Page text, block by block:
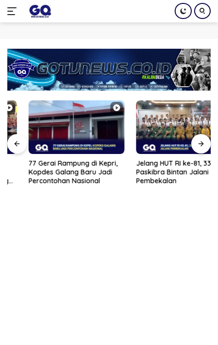
konten
77 Gerai Rampung di Kepri,
Kopdes Galang Baru Jadi
Percontohan Nasional
Jelang HUT RI ke-81, 33 Calon
Paskibra Bintan Jalani
Pembekalan